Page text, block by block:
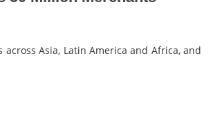
Asia, Latin America and Africa, and